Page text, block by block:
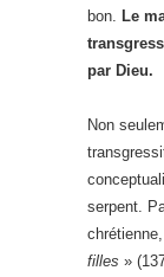
bon. Le
par Dieu.
Non
serpent.
filles »